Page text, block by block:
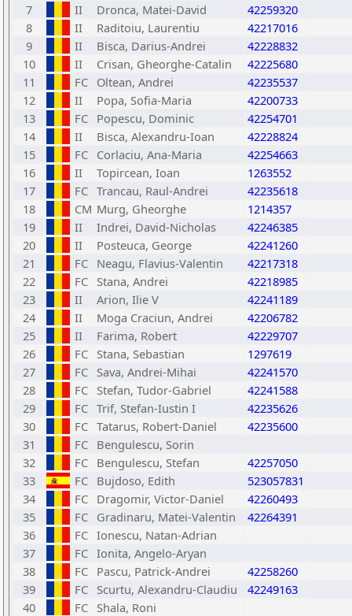
7
II Dronca, Matei-David
42259320
8
II Raditoiu, Laurentiu
42217016
9
II Bisca, Darius-Andrei
42228832
10
II Crisan, Gheorghe-Catalin
42225680
11
FC Oltean, Andrei
42235537
12
II Popa, Sofia-Maria
42200733
13
FC Popescu, Dominic
42254701
14
II Bisca, Alexandru-Ioan
42228824
15
FC Corlaciu, Ana-Maria
42254663
16
II Topircean, Ioan
1263552
17
FC Trancau, Raul-Andrei
42235618
18
CM Murg, Gheorghe
1214357
19
II Indrei, David-Nicholas
42246385
20
II Posteuca, George
42241260
21
FC Neagu, Flavius-Valentin
42217318
22
FC Stana, Andrei
42218985
23
II Arion, Ilie V
42241189
24
II Moga Craciun, Andrei
42206782
25
II Farima, Robert
42229707
26
FC Stana, Sebastian
1297619
27
FC Sava, Andrei-Mihai
42241570
28
FC Stefan, Tudor-Gabriel
42241588
29
FC Trif, Stefan-Iustin I
42235626
30
FC Tatarus, Robert-Daniel
42235600
31
FC Bengulescu, Sorin
32
FC Bengulescu, Stefan
42257050
33
FC Bujdoso, Edith
523057831
34
FC Dragomir, Victor-Daniel
42260493
35
FC Gradinaru, Matei-Valentin
42264391
36
FC Ionescu, Natan-Adrian
37
FC Ionita, Angelo-Aryan
38
FC Pascu, Patrick-Andrei
42258260
39
FC Scurtu, Alexandru-Claudiu
42249163
40
FC Shala, Roni